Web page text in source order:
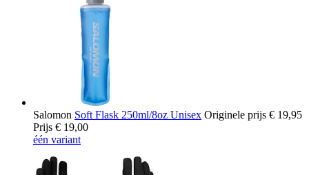
Salomon Soft Flask 250ml/8oz Unisex Originele prijs € 19,95
Prijs € 19,00
één variant